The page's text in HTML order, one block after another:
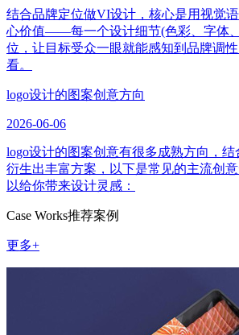
结合品牌定位做VI设计，核心是用视觉
心价值——每一个设计细节(色彩、字体
位，让目标受众一眼就能感知到品牌调
看。
logo设计的图案创意方向
2026-06-06
logo设计的图案创意有很多成熟方向，
衍生出丰富方案，以下是常见的主流创
以给你带来设计灵感：
Case Works推荐案例
更多+